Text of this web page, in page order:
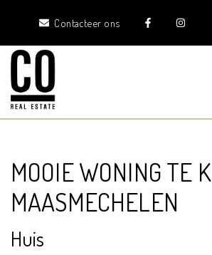
Contacteer ons
MOOIE WONING TE
MAASMECHELEN
Huis